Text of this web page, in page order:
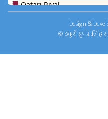
Design &
© ठकुरी ग्रुप प्रा.लि